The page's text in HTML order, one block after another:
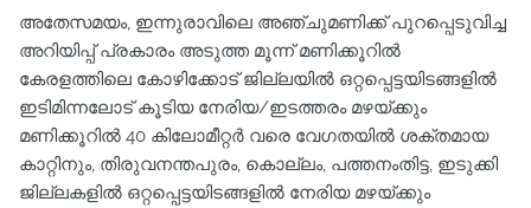
അതേസമയം, ഇന്നുരാവിലെ അഞ്ചുമണിക്ക് പുറപ്പെടുവിച്ച
അറിയിപ്പ് പ്രകാരം അടുത്ത മൂന്ന് മണിക്കൂറിൽ
കേരളത്തിലെ കോഴിക്കോട് ജില്ലയിൽ ഒറ്റപ്പെട്ടയിടങ്ങളിൽ
ഇടിമിന്നലോട് കൂടിയ നേരിയ/ഇടത്തരം മഴയ്ക്കും
മണിക്കൂറിൽ 40 കിലോമീറ്റർ വരെ വേഗതയിൽ ശക്തമായ
കാറ്റിനും, തിരുവനന്തപുരം, കൊല്ലം, പത്തനംതിട്ട, ഇടുക്കി
ജില്ലകളിൽ ഒറ്റപ്പെട്ടയിടങ്ങളിൽ നേരിയ മഴയ്ക്കും